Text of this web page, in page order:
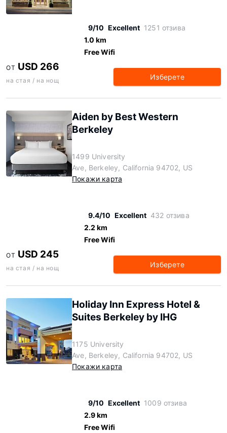
9/10 Excellent 1251 отзива
1.0 km
Free Wifi
ОТ USD 266
на стая / на нощ Изберете
Aiden by Best Western
Berkeley
1499 University
Ave, Berkeley, California 94702, US
Покажи карта
9.4/10 Excellent 432 отзива
2.2 km
Free Wifi
ОТ USD 245
на стая / на нощ Изберете
Holiday Inn Express Hotel &
Suites Berkeley by IHG
1175 University
Ave, Berkeley, California 94702, US
Покажи карта
9/10 Excellent 1009 отзива
2.9 km
Free Wifi